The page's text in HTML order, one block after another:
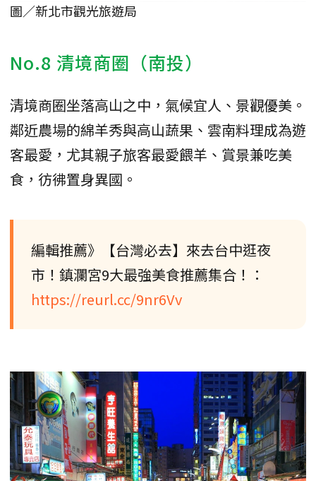
圖／新北市觀光旅遊局
No.8 清境商圈（南投）
清境商圈坐落高山之中，氣候宜人、景觀優美。
鄰近農場的綿羊秀與高山蔬果、雲南料理成為遊
客最愛，尤其親子旅客最愛餵羊、賞景兼吃美
食，彷彿置身異國。
編輯推薦》【台灣必去】來去台中逛夜
市！鎮瀾宮9大最強美食推薦集合！：
https://reurl.cc/9nr6Vv